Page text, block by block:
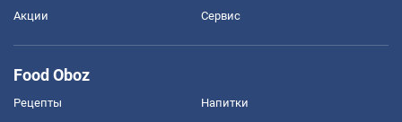
Акции Сервис
Food Oboz
Рецепты Напитки